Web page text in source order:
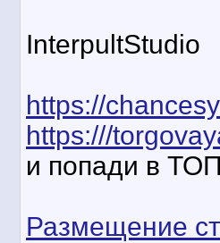
InterpultStudio
https://
https:///
и попади в
Размещение